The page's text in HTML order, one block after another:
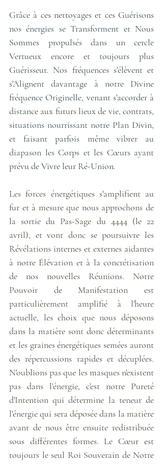
Grâce à ces nettoyages et ces Guérisons
nos énergies se Transforment et Nous
Sommes propulsés dans un cercle
Vertueux encore et toujours plus
Guérisseur. Nos fréquences s'élèvent et
s'Alignent davantage à notre Divine
fréquence Originelle, venant s'accorder à
distance aux futurs lieux de vie, contrats,
situations nourrissant notre Plan Divin,
et faisant parfois même vibrer au
diapason les Corps et les Cœurs ayant
prévu de Vivre leur Ré-Union.
Les forces énergétiques s'amplifient au
fur et à mesure que nous approchons de
la sortie du Pas-Sage du 4444 (le 22
avril), et vont donc se poursuivre les
Révélations internes et externes aidantes
à notre Élévation et à la concrétisation
de nos nouvelles Réunions. Notre
Pouvoir de Manifestation est
particulièrement amplifié à l'heure
actuelle, les choix que nous déposons
dans la matière sont donc déterminants
et les graines énergétiques semées auront
des répercussions rapides et décuplées.
N'oublions pas que les masques n'existent
pas dans l'énergie, c'est notre Pureté
d'Intention qui détermine la teneur de
l'énergie qui sera déposée dans la matière
avant de nous être ensuite redistribuée
sous différentes formes. Le Cœur est
toujours le seul Roi Souverain de Notre